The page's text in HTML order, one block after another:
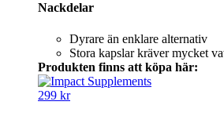
Nackdelar
Dyrare än enklare alternativ
Stora kapslar kräver mycket
Produkten finns att köpa här:
299 kr